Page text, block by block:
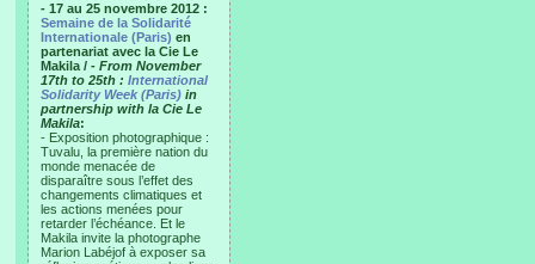
- 17 au 25 novembre 2012 :
Semaine de la Solidarité
Internationale (Paris) en
partenariat avec la Cie Le
Makila / - From November
17th to 25th : International
Solidarity Week (Paris) in
partnership with la Cie Le
Makila:
- Exposition photographique :
Tuvalu, la première nation du
monde menacée de
disparaître sous l’effet des
changements climatiques et
les actions menées pour
retarder l’échéance. Et le
Makila invite la photographe
Marion Labéjof à exposer sa